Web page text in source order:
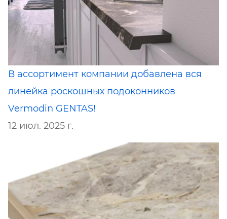
В ассортимент компании добавлена вся
линейка роскошных подоконников
Vermodin GENTAS!
12 июл. 2025 г.